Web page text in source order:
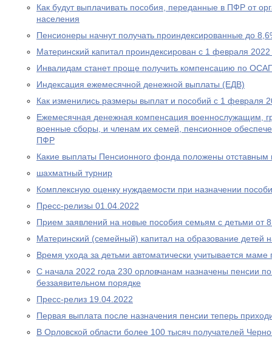
Как будут выплачивать пособия, переданные в ПФР от
населения
Пенсионеры начнут получать проиндексированные до
Материнский капитал проиндексирован с 1 февраля 2022
Инвалидам станет проще получить компенсацию по
Индексация ежемесячной денежной выплаты (ЕДВ)
Как изменились размеры выплат и пособий с 1 февраля
Ежемесячная денежная компенсация военнослужащим,
военные сборы, и членам их семей, пенсионное
ПФР
Какие выплаты Пенсионного фонда положены
шахматный турнир
Комплексную оценку нуждаемости при назначении
Пресс-релизы 01.04.2022
Прием заявлений на новые пособия семьям с детьми от
Материнский (семейный) капитал на образование детей
Время ухода за детьми автоматически учитывается
С начала 2022 года 230 орловчанам назначены пенсии
беззаявительном порядке
Пресс-релиз 19.04.2022
Первая выплата после назначения пенсии теперь
В Орловской области более 100 тысяч получателей